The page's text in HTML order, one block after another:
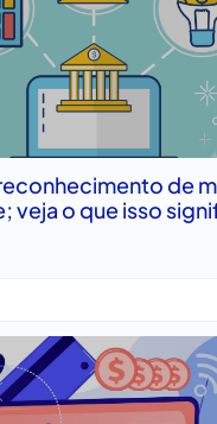
de
veja o que isso